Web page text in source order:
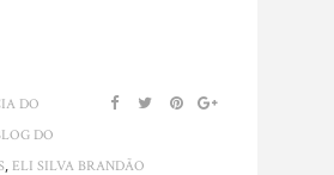
DO
DO
, ELI SILVA BRANDÃO